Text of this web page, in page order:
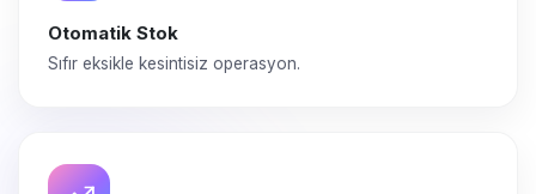
Otomatik Stok
Sıfır eksikle kesintisiz operasyon.